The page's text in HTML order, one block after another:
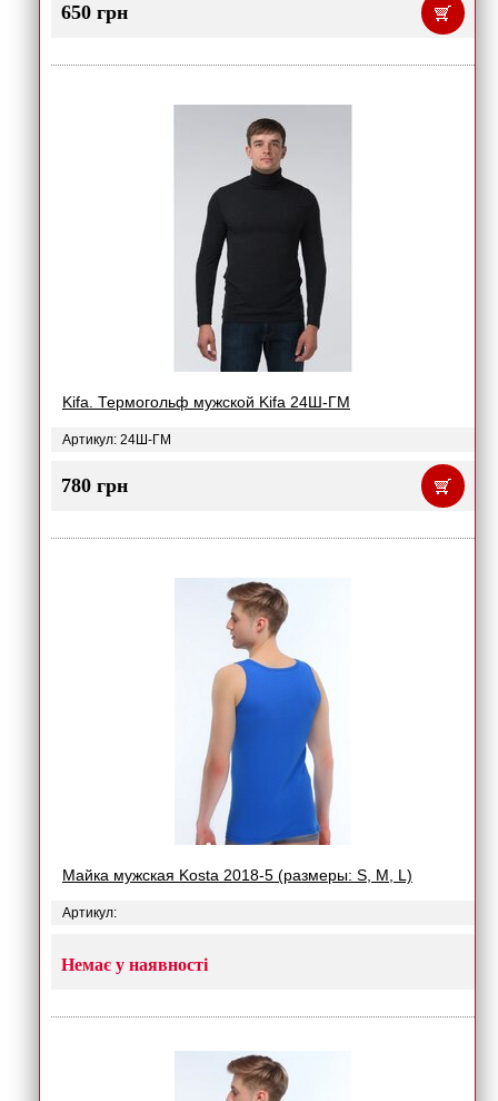
650 грн
Kifa. Термогольф мужской Kifa 24Ш-ГМ
Артикул: 24Ш-ГМ
780 грн
Майка мужская Kosta 2018-5 (размеры: S, M, L)
Артикул:
Немає у наявності